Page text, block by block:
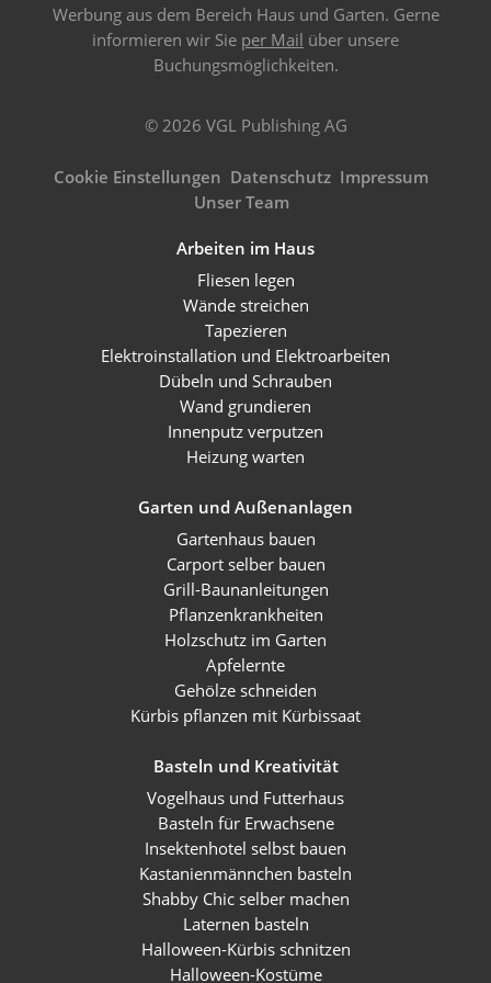
Werbung aus dem Bereich Haus und Garten. Gerne
informieren wir Sie per Mail über unsere
Buchungsmöglichkeiten.
© 2026 VGL Publishing AG
Cookie Einstellungen Datenschutz Impressum
Unser Team
Arbeiten im Haus
Fliesen legen
Wände streichen
Tapezieren
Elektroinstallation und Elektroarbeiten
Dübeln und Schrauben
Wand grundieren
Innenputz verputzen
Heizung warten
Garten und Außenanlagen
Gartenhaus bauen
Carport selber bauen
Grill-Baunanleitungen
Pflanzenkrankheiten
Holzschutz im Garten
Apfelernte
Gehölze schneiden
Kürbis pflanzen mit Kürbissaat
Basteln und Kreativität
Vogelhaus und Futterhaus
Basteln für Erwachsene
Insektenhotel selbst bauen
Kastanienmännchen basteln
Shabby Chic selber machen
Laternen basteln
Halloween-Kürbis schnitzen
Halloween-Kostüme